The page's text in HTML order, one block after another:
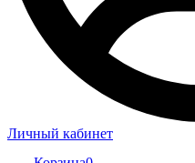
Личный кабинет